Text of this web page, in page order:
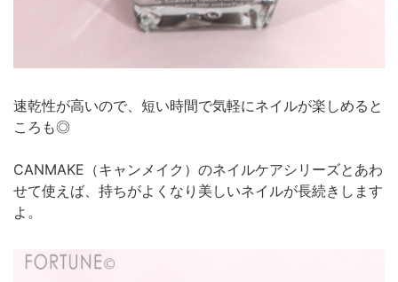
速乾性が高いので、短い時間で気軽にネイルが楽しめると
ころも◎
CANMAKE（キャンメイク）のネイルケアシリーズとあわ
せて使えば、持ちがよくなり美しいネイルが長続きします
よ。